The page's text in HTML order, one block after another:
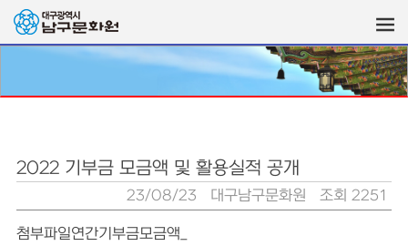
2022 기부금 모금액 및 활용실적 공개
23/08/23 대구남구문화원 조회 2251
첨부파일연간기부금모금액_